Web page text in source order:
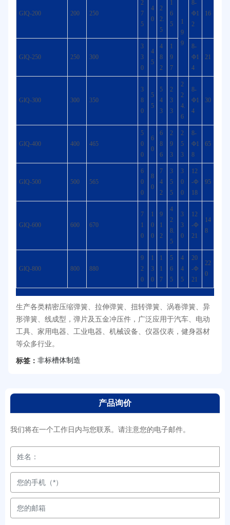
GlQ-200 200 250
2
7
5
4
0
2
2.
5
1
6
5
1
9
9
8-
Ф1
2
16
GlQ-250 250 300
3
3
0
4
5
4
8
2
1
9
7
8-
Ф1
4
21
GlQ-300 300 350
3
8
0
5
5
5
4
3
2
3
3
2
2
4.
6
8-
Ф1
4
30
GlQ-400 400 465
5
0
0
6
0
6
8
6
2
9
3
2
5
3
8-
Ф1
8
65
GlQ-500 500 565
6
0
0
8
0
7
4
2
3
5
5
3
0
0
12
-Ф
18
95
GlQ-600 600 670
7
1
0
1
0
0
9
1
2
4
2
8.
5
3
3
0
12
-Ф
21
14
8
GlQ-800 800 880
9
2
0
1
3
0
1
1
7
5
6
5
4
4
5
20
-Ф
21
22
0
生产各类精密压缩弹簧、拉伸弹簧、扭转弹簧、涡卷弹簧、异
形弹簧、线成型，弹片及五金冲压件，广泛应用于汽车、电动
工具、家用电器、工业电器、机械设备、仪器仪表，健身器材
等众多行业。
标签： 非标槽体制造
产品询价
我们将在一个工作日内与您联系。请注意您的电子邮件。